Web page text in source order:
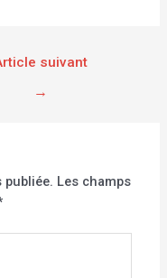
suivant
→
publiée. Les champs